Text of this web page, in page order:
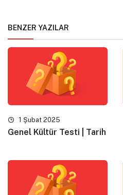
BENZER YAZILAR
1 Şubat 2025
Genel Kültür Testi | Tarih